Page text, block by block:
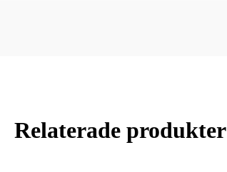
Relaterade produkter